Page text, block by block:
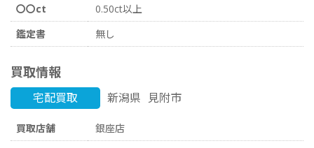
〇〇ct
0.50ct以上
鑑定書
無し
買取情報
宅配買取 新潟県 見附市
買取店舗
銀座店